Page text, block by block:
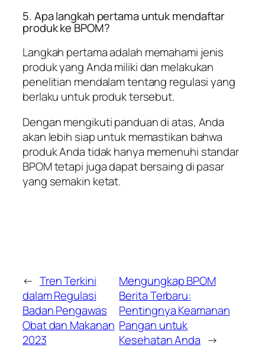
5. Apa langkah pertama untuk mendaftar
produk ke BPOM?
Langkah pertama adalah memahami jenis
produk yang Anda miliki dan melakukan
penelitian mendalam tentang regulasi yang
berlaku untuk produk tersebut.
Dengan mengikuti panduan di atas, Anda
akan lebih siap untuk memastikan bahwa
produk Anda tidak hanya memenuhi standar
BPOM tetapi juga dapat bersaing di pasar
yang semakin ketat.
← Tren Terkini
dalam Regulasi
Badan Pengawas
Obat dan Makanan
2023
Mengungkap BPOM
Berita Terbaru:
Pentingnya Keamanan
Pangan untuk
Kesehatan Anda →